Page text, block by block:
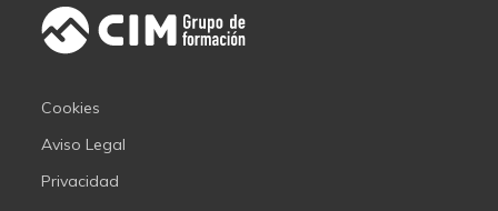
Cookies
Aviso Legal
Privacidad